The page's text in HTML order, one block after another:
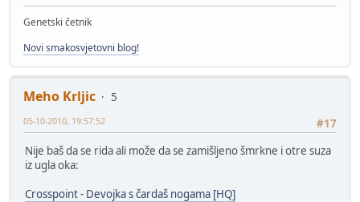
Genetski četnik
Novi smakosvjetovni blog!
Meho Krljic
5
#17
05-10-2010, 19:57:52
Nije baš da se rida ali može da se zamišljeno šmrkne i otre suza
iz ugla oka:
Crosspoint - Devojka s čardaš nogama [HQ]